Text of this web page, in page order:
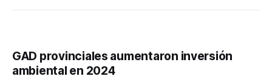
GAD provinciales aumentaron inversión
ambiental en 2024